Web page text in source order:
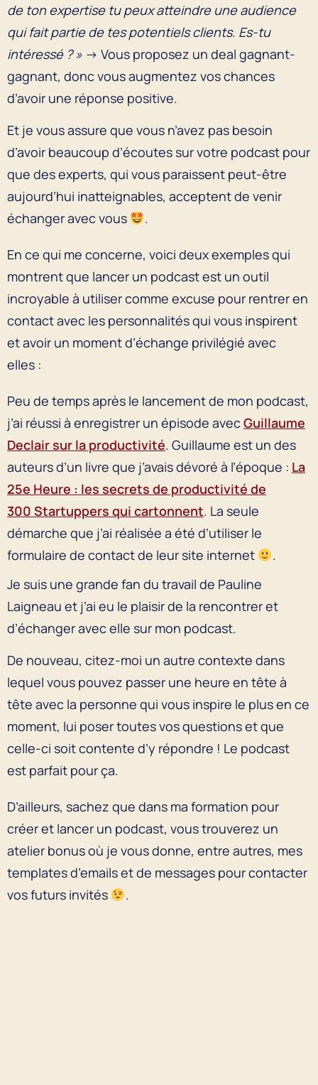
de ton expertise tu peux atteindre une audience
qui fait partie de tes potentiels clients. Es-tu
intéressé ? » → Vous proposez un deal gagnant-
gagnant, donc vous augmentez vos chances
d’avoir une réponse positive.
Et je vous assure que vous n’avez pas besoin
d’avoir beaucoup d’écoutes sur votre podcast pour
que des experts, qui vous paraissent peut-être
aujourd’hui inatteignables, acceptent de venir
échanger avec vous
.
En ce qui me concerne, voici deux exemples qui
montrent que lancer un podcast est un outil
incroyable à utiliser comme excuse pour rentrer en
contact avec les personnalités qui vous inspirent
et avoir un moment d’échange privilégié avec
elles :
Peu de temps après le lancement de mon podcast,
j’ai réussi à enregistrer un épisode avecGuillaume
Declair sur la productivité. Guillaume est un des
auteurs d’un livre que j’avais dévoré à l’époque : La
25e Heure : les secrets de productivité de
300 Startuppers qui cartonnent. La seule
démarche que j’ai réalisée a été d’utiliser le
formulaire de contact de leur site internet
.
Je suis une grande fan du travail de Pauline
Laigneau et j’ai eu le plaisir de la rencontrer et
d’échanger avec elle sur mon podcast.
De nouveau, citez-moi un autre contexte dans
lequel vous pouvez passer une heure en tête à
tête avec la personne qui vous inspire le plus en ce
moment, lui poser toutes vos questions et que
celle-ci soit contente d’y répondre ! Le podcast
est parfait pour ça.
D’ailleurs, sachez que dans ma formation pour
créer et lancer un podcast, vous trouverez un
atelier bonus où je vous donne, entre autres, mes
templates d’emails et de messages pour contacter
vos futurs invités
.